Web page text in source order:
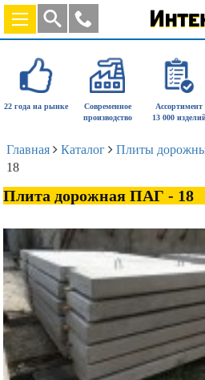
22 года на рынке
Современное
производство
Ассортимент
13 000
Главная Каталог Плиты
18
Плита дорожная ПАГ - 18